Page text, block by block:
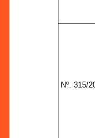
Nº. 315/